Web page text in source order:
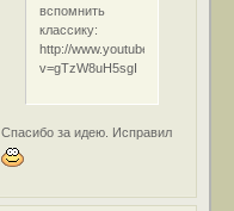
вспомнить
классику:
http://www.youtube.com/watch?
v=gTzW8uH5sgI
Спасибо за идею. Исправил